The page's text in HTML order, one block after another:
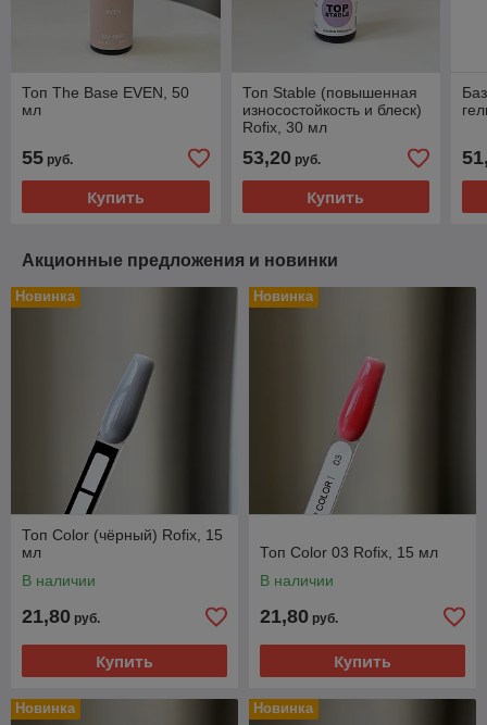
Топ The Base EVEN, 50
мл
55 руб.
Купить
Топ Stable (повышенная
износостойкость и блеск)
Rofix, 30 мл
53,20руб.
Купить
Акционные предложения и новинки
Новинка
Топ Color (чёрный) Rofix, 15
мл
В наличии
21,80 руб.
Купить
Новинка
Топ Color 03 Rofix, 15 мл
В наличии
21,80 руб.
Купить
Новинка Новинка